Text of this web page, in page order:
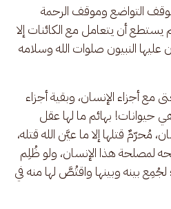
التواضع وموقف الرحمة
أن يتعامل مع الكائنات إلا
عليها النبيون صلوات الله وسلامه
مع أجزاء الإنسان، وبقية أجزاء
حيوانات! بهائم ما لها عقل
مُحرّمٌ قتلها إلا ما عيَّن الله قتله،
لمصلحة هذا الإنسان، ولو ظُلِم
بينه وبينها واقتُصَّ لها منه في